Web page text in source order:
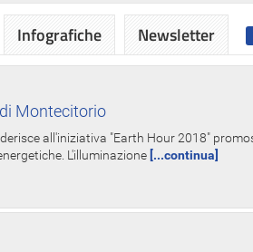
Montecitorio
all'iniziativa "Earth Hour 2018"
L'illuminazione [...continua]
Infografiche Newsletter